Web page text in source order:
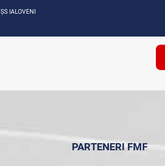
ȘS IALOVENI
PARTENERI FMF